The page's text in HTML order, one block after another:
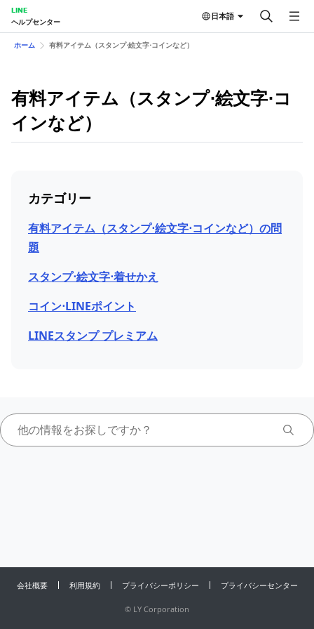
LINE
ヘルプセンター
日本語
ホーム 有料アイテム（スタンプ⋅絵文字⋅コインなど）
有料アイテム（スタンプ⋅絵文字⋅コ
インなど）
カテゴリー
有料アイテム（スタンプ⋅絵文字⋅コインなど）の問
題
スタンプ⋅絵文字⋅着せかえ
コイン⋅LINEポイント
LINEスタンプ プレミアム
会社概要 利用規約 プライバシーポリシー プライバシーセンター
© LY Corporation